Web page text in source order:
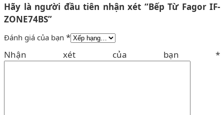
Hãy là người đầu tiên nhận xét “Bếp Từ Fagor IF-
ZONE74BS”
Đánh giá của bạn *
Nhận xét của bạn *